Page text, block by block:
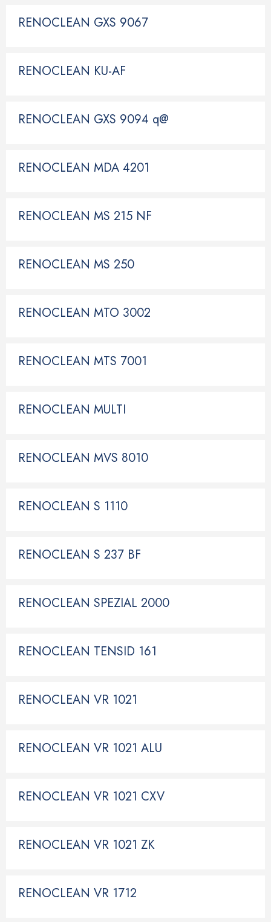
RENOCLEAN GXS 9067
RENOCLEAN KU-AF
RENOCLEAN GXS 9094 q@
RENOCLEAN MDA 4201
RENOCLEAN MS 215 NF
RENOCLEAN MS 250
RENOCLEAN MTO 3002
RENOCLEAN MTS 7001
RENOCLEAN MULTI
RENOCLEAN MVS 8010
RENOCLEAN S 1110
RENOCLEAN S 237 BF
RENOCLEAN SPEZIAL 2000
RENOCLEAN TENSID 161
RENOCLEAN VR 1021
RENOCLEAN VR 1021 ALU
RENOCLEAN VR 1021 CXV
RENOCLEAN VR 1021 ZK
RENOCLEAN VR 1712